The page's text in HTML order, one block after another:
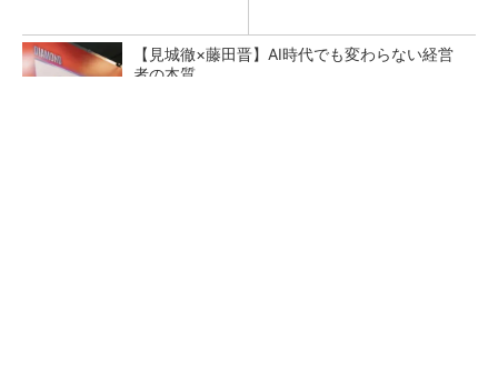
【見城徹×藤田晋】AI時代でも変わらない経営
者の本質